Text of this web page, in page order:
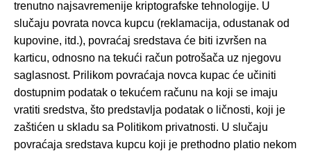
trenutno najsavremenije kriptografske tehnologije. U
slučaju povrata novca kupcu (reklamacija, odustanak od
kupovine, itd.), povraćaj sredstava će biti izvršen na
karticu, odnosno na tekući račun potrošača uz njegovu
saglasnost. Prilikom povraćaja novca kupac će učiniti
dostupnim podatak o tekućem računu na koji se imaju
vratiti sredstva, što predstavlja podatak o ličnosti, koji je
zaštićen u skladu sa Politikom privatnosti. U slučaju
povraćaja sredstava kupcu koji je prethodno platio nekom